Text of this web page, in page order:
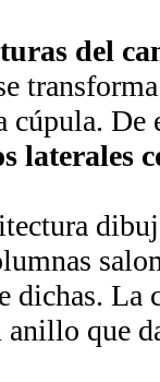
del
cúpula. De
laterales
dibuja
dichas. La
anillo que